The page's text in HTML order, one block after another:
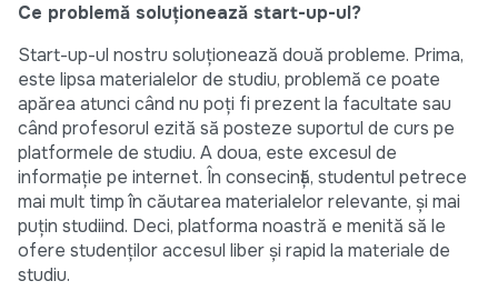
Ce problemă soluționează start-up-ul?
Start-up-ul nostru soluționează două probleme. Prima,
este lipsa materialelor de studiu, problemă ce poate
apărea atunci când nu poți fi prezent la facultate sau
când profesorul ezită să posteze suportul de curs pe
platformele de studiu. A doua, este excesul de
informație pe internet. În consecință, studentul petrece
mai mult timp în căutarea materialelor relevante, și mai
puțin studiind. Deci, platforma noastră e menită să le
ofere studenților accesul liber și rapid la materiale de
studiu.